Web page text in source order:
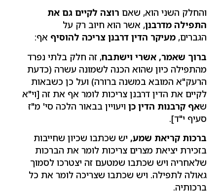
והחלק השני הוא, שאם רוצה לקיים גם את
התפילה מדרבנן, אשר הוא חיוב רק על
הגברים, מעיקר הדין דרבנן צריכה להוסיף אף:
ברוך שאמר, אשרי וישתבח, זה חלק בלתי נפרד
מהתפילה כיון שהוא הכנה לשמונה עשרה (כדעת
הרעק"א המובא במשנה ברורה) ועל כן כשבאות
לקיים את הדין דרבנן צריכות לומר אף את זה [וי"א
שאף קרבנות הדין כן ויעויין בבאור הלכה סי' מ"ז
סעיף י"ד].
ברכות קריאת שמע, יש שכתבו שכיון שחייבות
בזכירת יציאת מצרים צריכות לומר את הברכות
שלאחריה ויש שכתבו שמטעם זה יצטרכו לסמוך
גאולה לתפילה. ויש שכתבו שצריכה לומר את כל
ברכותיה.